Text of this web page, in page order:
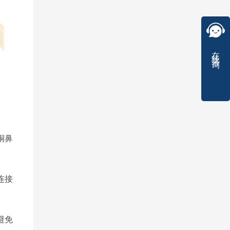
鼻
接
免
在线咨询